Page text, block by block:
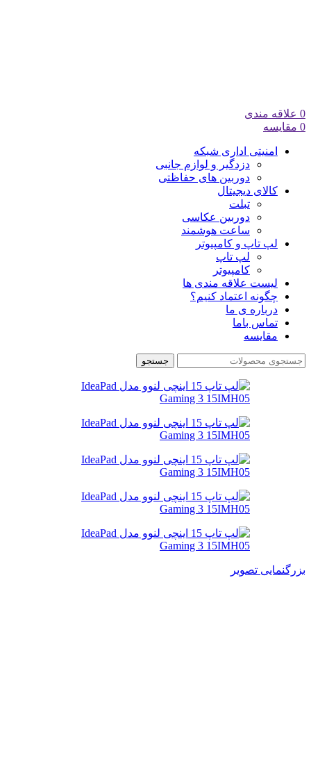
0 علاقه مندی
0 مقایسه
امنیتی اداری شبکه
دزدگیر و لوازم جانبی
دوربین های حفاظتی
کالای دیجیتال
تبلت
دوربین عکاسی
ساعت هوشمند
لپ تاپ و کامپیوتر
لپ تاپ
کامپیوتر
لیست علاقه مندی ها
چگونه اعتماد کنیم؟
درباره ی ما
تماس باما
مقایسه
جستجو
بزرگنمایی تصویر